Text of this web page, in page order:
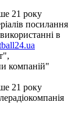
21 року
посилання
в
компаній"
21 року